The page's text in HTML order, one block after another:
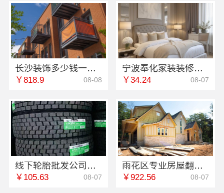
长沙装饰多少钱一平工期保障湖南创益讯建筑
￥818.9 08-08
宁波奉化家装装修线下门店地址，宁波雅美和居建材科技有限公司
￥34.24 08-07
线下轮胎批发公司怎么做，湖北省腾冠畅实业贸易有限公司合规经营
￥105.63 08-07
雨花区专业房屋翻新-透明化施工创益讯
￥922.56 08-07